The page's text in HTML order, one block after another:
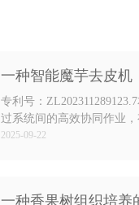
一种智能魔芋去皮机
专利号：
过系统间的高效协同作业
用本发明能够使魔芋去皮
2025-09-22
一种香果树组织培养